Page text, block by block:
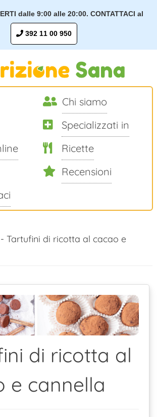
dalle 9:00 alle 20:00. CONTATTACI al
392 11 00 950
Chi siamo
Specializzati in
Ricette
Recensioni
Tartufini di ricotta al cacao e
di ricotta al
e cannella